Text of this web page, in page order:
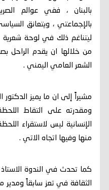
بالبنان ، ففي عوالم
بالإجماعتي ، ويتعانق
ليتناغم ذلك في لوحة شعرية
من خلالها ان يقدم الراحل
الشعر العامي اليمني .
مشيراً إلى ان ما يميز
ومقدرته على التقاط
الإنسانية ليس لاستقراء
منها وفيها اتجاه الاتي .
كما تحدث في الندوة
الثقافة في تعز سابقاً